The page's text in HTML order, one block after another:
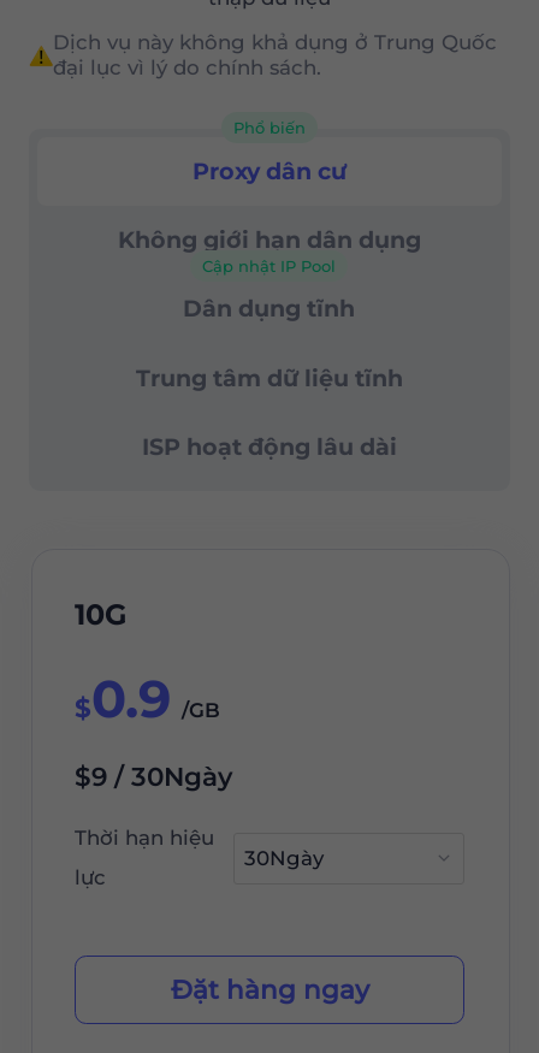
nhất trên thị trường
Nhắm mục tiêu theo địa lý chính xác
Điều khiển phiên nâng cao
tỷ lệ thành công 99,67%
Dịch vụ này không khả dụng ở Trung Quốc
đại lục vì lý do chính sách.
Proxy dân dụng
Phổ biến
Không giới hạn dân dụng
Dân dụng tĩnh
Cập nhật IP Pool
Trung tâm dữ liệu tĩnh
ISP hoạt động lâu dài
Proxy dân cư
10G
$0.9 /GB
$9 / 30Ngày
Thời hạn hiệu
lực
Đặt hàng ngay